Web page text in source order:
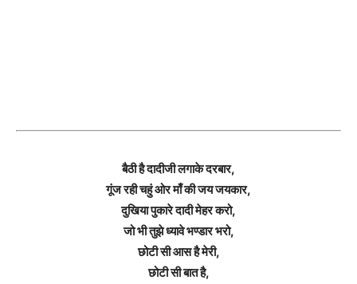
बैठी है दादीजी लगाके दरबार,
गूंज रही चहुं ओर माँ की जय जयकार,
दुखिया पुकारे दादी मेहर करो,
जो भी तुझे ध्यावे भण्डार भरो,
छोटी सी आस है मेरी,
छोटी सी बात है,